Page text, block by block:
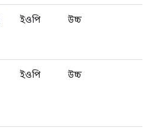
ইওপি উচ্চ
ইওপি উচ্চ